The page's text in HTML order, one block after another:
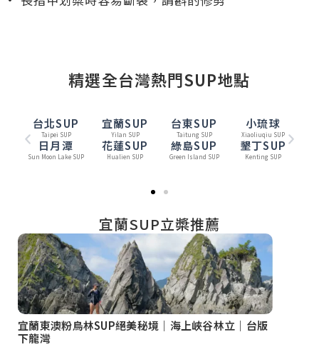
精選全台灣熱門SUP地點
台北SUP
Taipei SUP
宜蘭SUP
Yilan SUP
台東SUP
Taitung SUP
小琉球
Xiaoliuqiu SUP
日月潭
Sun Moon Lake SUP
花蓮SUP
Hualien SUP
綠島SUP
Green Island SUP
墾丁SUP
Kenting SUP
宜蘭SUP立槳推薦
宜蘭東澳粉鳥林SUP絕美秘境｜海上峽谷林立｜台版
下龍灣